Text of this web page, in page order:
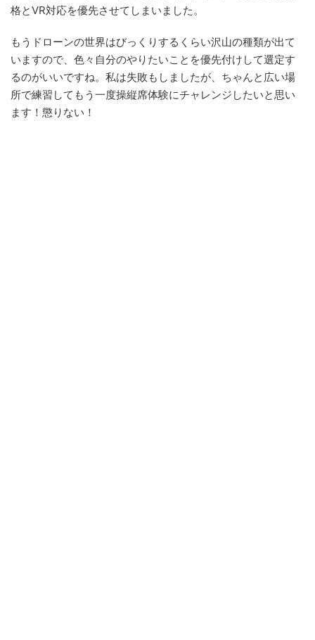
格とVR対応を優先させてしまいました。
もうドローンの世界はびっくりするくらい沢山の種類が出て
いますので、色々自分のやりたいことを優先付けして選定す
るのがいいですね。私は失敗もしましたが、ちゃんと広い場
所で練習してもう一度操縦席体験にチャレンジしたいと思い
ます！懲りない！